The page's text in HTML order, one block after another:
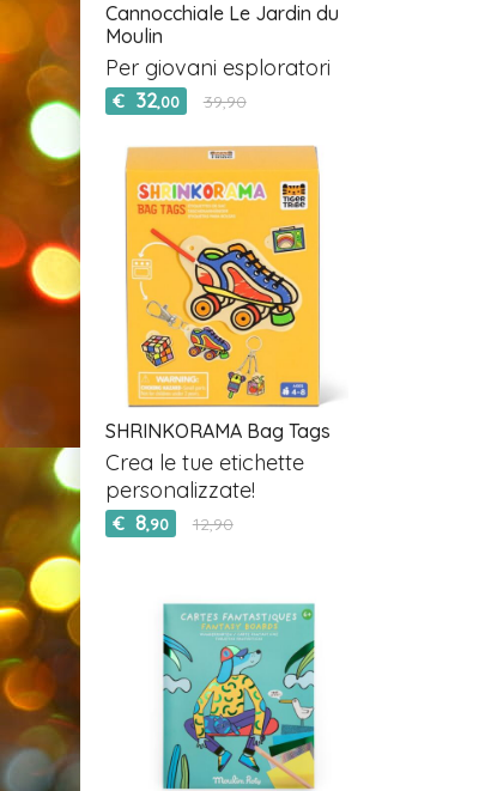
Cannocchiale Le Jardin du
Moulin
Per giovani esploratori
€ 32,00 39,90
SHRINKORAMA Bag Tags
Crea le tue etichette
personalizzate!
€ 8,90 12,90